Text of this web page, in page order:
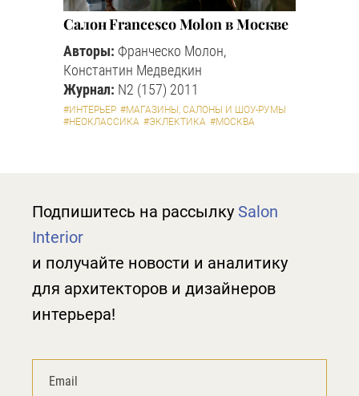
Салон Francesco Molon в Москве
Авторы: Франческо Молон,
Константин Медведкин
Журнал: N2 (157) 2011
#ИНТЕРЬЕР #МАГАЗИНЫ, САЛОНЫ И ШОУ-РУМЫ
#НЕОКЛАССИКА #ЭКЛЕКТИКА #МОСКВА
Подпишитесь на рассылку Salon
Interior
и получайте новости и аналитику
для архитекторов и дизайнеров
интерьера!